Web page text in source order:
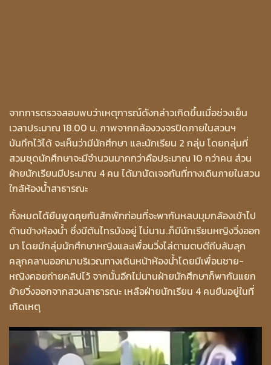
จากการตรวจสอบพบว่าเหตุการณ์ดังกล่าวเกิดขึ้นเมื่อช่วงเย็น
เวลาประมาณ 18.00 น. ภาพจากกล้องวงจรปิดภายในสวนฯ
บันทึกไว้ได้ จะเห็นว่ามีนักศึกษา และนักเรียน 2 กลุ่ม โดยกลุ่มที่
สวมชุดนักศึกษาจะมีจำนวนมากกว่าคือประมาณ 10 กว่าคน ส่วน
ฝ่ายนักเรียนมีประมาณ 4 คน ได้มานัดเจอกันที่ทางเดินภายในสวน
ใกล้ห้องน้ำสาธารณะ
ทั้งหมดได้ยืนพูดคุยกันสักพักก่อนที่จะพากันหลบมุมกล้องเข้าไป
ด้านข้างห้องน้ำ ซึ่งมีต้นไทรบังอยู่ ไม่นาน..ก็มีนักเรียนหญิงวิ่งออก
มา โดยมีกลุ่มนักศึกษาหญิงและเพื่อนวิ่งไล่ตามตบตีถีบล้มลุก
คลุกคลานออกมาบริเวณทางเดินหน้าห้องน้ำโดยมีเพื่อนชาย-
หญิงคอยถ่ายคลิปไว้ จากนั้นอีกไม่นานฝ่ายนักศึกษาก็พากันแยก
ย้ายวิ่งออกจากสวนสาธารณะ เหลือฝ่ายนักเรียน 4 คนยืนอยู่ในที่
เกิดเหตุ